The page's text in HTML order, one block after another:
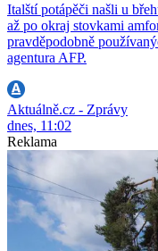
Italští potápěči našli u
až po okraj stovkami
pravděpodobně
agentura AFP.
Aktuálně.cz - Zprávy
dnes, 11:02
Reklama